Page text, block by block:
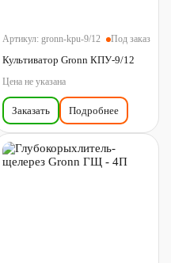
Артикул: gronn-kpu-9/12 Под заказ
Культиватор Gronn КПУ-9/12
Цена не указана
Заказать Подробнее